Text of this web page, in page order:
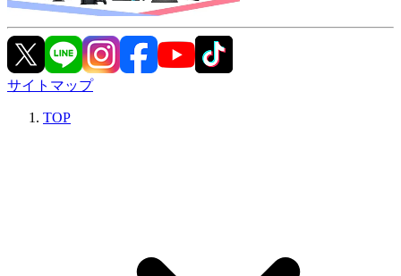
サイトマップ
TOP